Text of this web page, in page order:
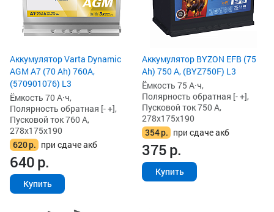
Аккумулятор Varta Dynamic
AGM A7 (70 Ah) 760A,
(570901076) L3
Ёмкость 70 А·ч,
Полярность обратная [- +],
Пусковой ток 760 А,
278x175x190
620р. при сдаче акб
640р.
Купить
Аккумулятор BYZON EFB (75
Ah) 750 А, (BYZ750F) L3
Ёмкость 75 А·ч,
Полярность обратная [- +],
Пусковой ток 750 А,
278x175x190
354р. при сдаче акб
375р.
Купить